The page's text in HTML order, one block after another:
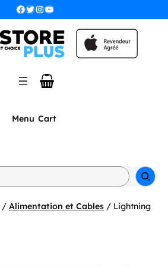
Facebook Twitter InstagramYouTube
Menu Cart
/ Alimentation et Cables / Lightning